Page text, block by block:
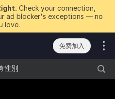
Check your connection,
ad blocker's exceptions — no
love.
免费加入
性別